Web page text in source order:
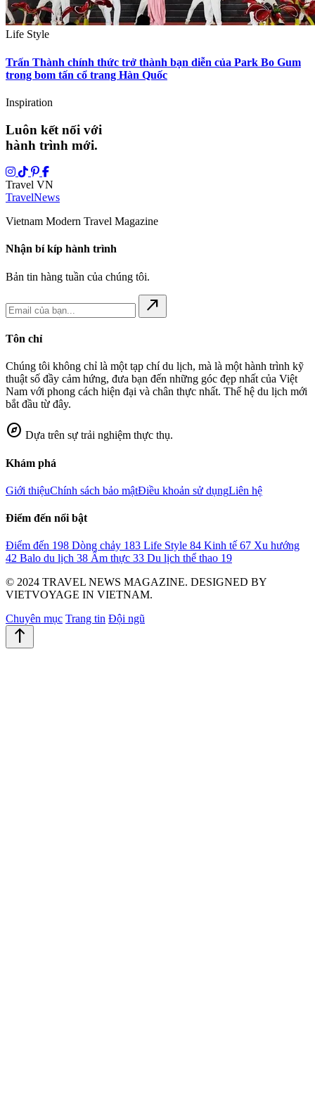
Life Style
Trấn Thành chính thức trở thành bạn diễn của Park Bo Gum
trong bom tấn cổ trang Hàn Quốc
Inspiration
Luôn kết nối với
hành trình mới.
Travel VN
TravelNews
Vietnam Modern Travel Magazine
Nhận bí kíp hành trình
Bản tin hàng tuần của chúng tôi.
north_east
Tôn chỉ
Chúng tôi không chỉ là một tạp chí du lịch, mà là một hành trình kỹ
thuật số đầy cảm hứng, đưa bạn đến những góc đẹp nhất của Việt
Nam với phong cách hiện đại và chân thực nhất. Thế hệ du lịch mới
bắt đầu từ đây.
explore Dựa trên sự trải nghiệm thực thụ.
Khám phá
Giới thiệuChính sách bảo mậtĐiều khoản sử dụngLiên hệ
Điểm đến nổi bật
Điểm đến 198 Dòng chảy 183 Life Style 84 Kinh tế 67 Xu hướng
42 Balo du lịch 38 Ẩm thực 33 Du lịch thể thao 19
© 2024 TRAVEL NEWS MAGAZINE. DESIGNED BY
VIETVOYAGE IN VIETNAM.
Chuyên mục Trang tin Đội ngũ
north